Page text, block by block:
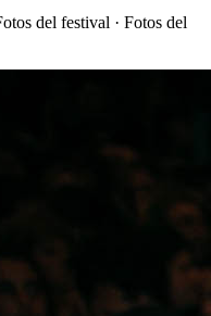
del festival · Fotos del